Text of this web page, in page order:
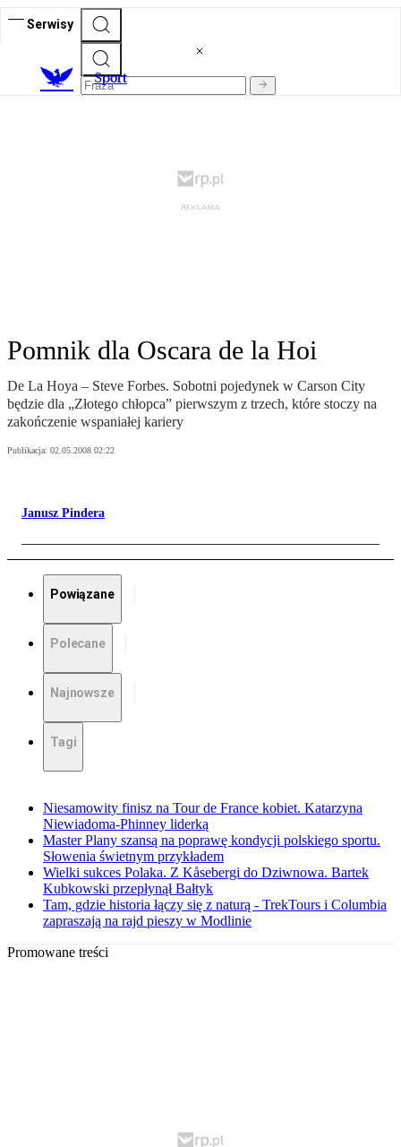
Serwisy
Sport
Pomnik dla Oscara de la Hoi
De La Hoya – Steve Forbes. Sobotni pojedynek w Carson City
będzie dla „Złotego chłopca” pierwszym z trzech, które stoczy na
zakończenie wspaniałej kariery
Publikacja: 02.05.2008 02:22
Janusz Pindera
Powiązane
Polecane
Najnowsze
Tagi
Niesamowity finisz na Tour de France kobiet. Katarzyna
Niewiadoma-Phinney liderką
Master Plany szansą na poprawę kondycji polskiego sportu.
Słowenia świetnym przykładem
Wielki sukces Polaka. Z Kåsebergi do Dziwnowa. Bartek
Kubkowski przepłynął Bałtyk
Tam, gdzie historia łączy się z naturą - TrekTours i Columbia
zapraszają na rajd pieszy w Modlinie
Promowane treści